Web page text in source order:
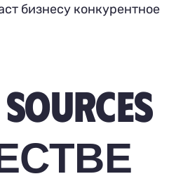
бизнесу конкурентное